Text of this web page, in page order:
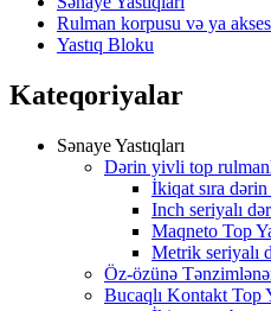
Rulman korpusu və ya
Yastıq Bloku
Kateqoriyalar
Sənaye Yastıqları
Dərin yivli top
İkiqat sıra
Inch seriyalı
Maqneto Top
Metrik seriyalı
Öz-özünə
Bucaqlı Kontakt Top